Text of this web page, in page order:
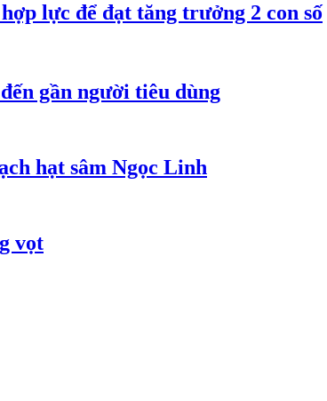
lực để đạt tăng trưởng 2 con số
gần người tiêu dùng
hạt sâm Ngọc Linh
vọt